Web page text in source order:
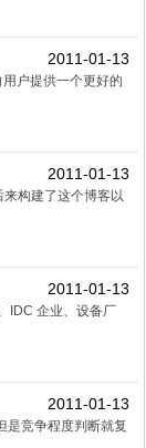
2011-01-13
户提供一个更好的
2011-01-13
构建了这个博客以
2011-01-13
IDC 企业、设备厂
2011-01-13
竞争程度判断就复